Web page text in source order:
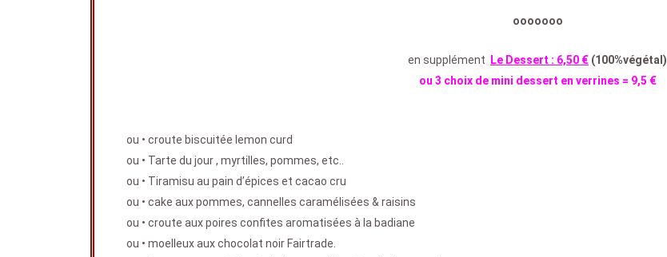
ooooooo
en supplément Le Dessert : 6,50 € (100%végétal)
ou 3 choix de mini dessert en verrines = 9,5 €
ou • croute biscuitée lemon curd
ou • Tarte du jour , myrtilles, pommes, etc..
ou • Tiramisu au pain d’épices et cacao cru
ou • cake aux pommes, cannelles caramélisées & raisins
ou • croute aux poires confites aromatisées à la badiane
ou • moelleux aux chocolat noir Fairtrade.